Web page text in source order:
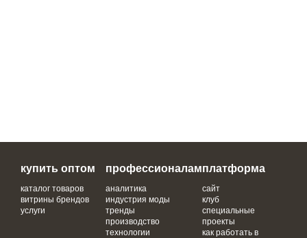
купить оптом
каталог товаров
витрины брендов
услуги
профессионалам
аналитика
индустрия моды
тренды
производство
технологии
платформа
сайт
клуб
специальные
проекты
как работать в